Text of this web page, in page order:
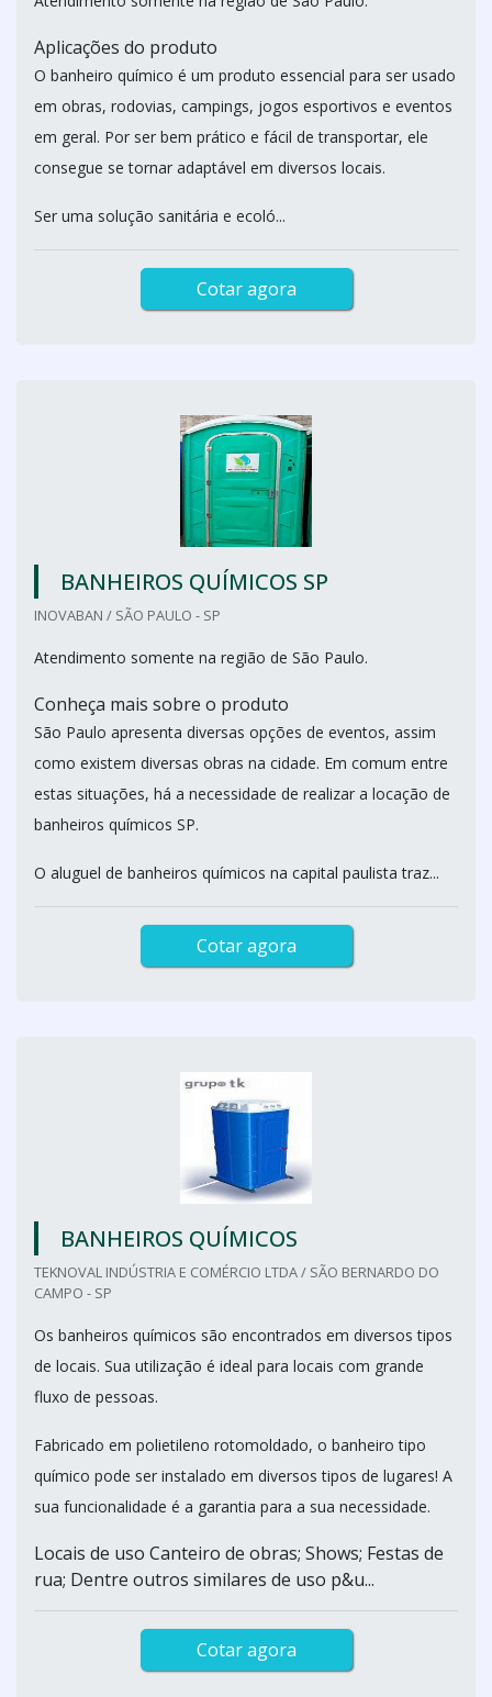
Aplicações do produto
O banheiro químico é um produto essencial para ser usado
em obras, rodovias, campings, jogos esportivos e eventos
em geral. Por ser bem prático e fácil de transportar, ele
consegue se tornar adaptável em diversos locais.
Ser uma solução sanitária e ecoló...
Cotar agora
BANHEIROS QUÍMICOS SP
INOVABAN / SÃO PAULO - SP
Atendimento somente na região de São Paulo.
Conheça mais sobre o produto
São Paulo apresenta diversas opções de eventos, assim
como existem diversas obras na cidade. Em comum entre
estas situações, há a necessidade de realizar a locação de
banheiros químicos SP.
O aluguel de banheiros químicos na capital paulista traz...
Cotar agora
BANHEIROS QUÍMICOS
TEKNOVAL INDÚSTRIA E COMÉRCIO LTDA / SÃO BERNARDO DO
CAMPO - SP
Os banheiros químicos são encontrados em diversos tipos
de locais. Sua utilização é ideal para locais com grande
fluxo de pessoas.
Fabricado em polietileno rotomoldado, o banheiro tipo
químico pode ser instalado em diversos tipos de lugares! A
sua funcionalidade é a garantia para a sua necessidade.
Locais de uso Canteiro de obras; Shows; Festas de
rua; Dentre outros similares de uso p&u...
Cotar agora